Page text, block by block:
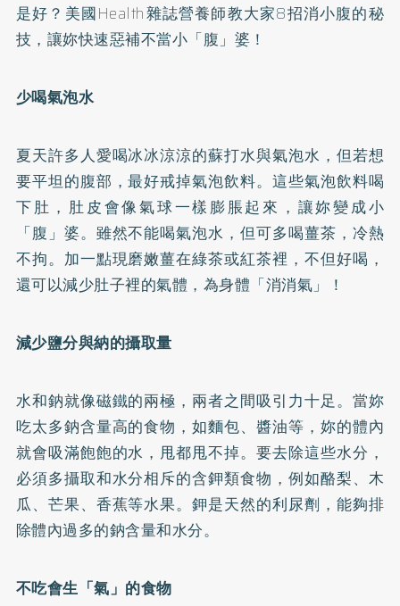
是好？美國Health雜誌營養師教大家8招消小腹的秘
技，讓妳快速惡補不當小「腹」婆！
少喝氣泡水
夏天許多人愛喝冰冰涼涼的蘇打水與氣泡水，但若想
要平坦的腹部，最好戒掉氣泡飲料。這些氣泡飲料喝
下肚，肚皮會像氣球一樣膨脹起來，讓妳變成小
「腹」婆。雖然不能喝氣泡水，但可多喝薑茶，冷熱
不拘。加一點現磨嫩薑在綠茶或紅茶裡，不但好喝，
還可以減少肚子裡的氣體，為身體「消消氣」！
減少鹽分與納的攝取量
水和鈉就像磁鐵的兩極，兩者之間吸引力十足。當妳
吃太多鈉含量高的食物，如麵包、醬油等，妳的體內
就會吸滿飽飽的水，甩都甩不掉。要去除這些水分，
必須多攝取和水分相斥的含鉀類食物，例如酪梨、木
瓜、芒果、香蕉等水果。鉀是天然的利尿劑，能夠排
除體內過多的鈉含量和水分。
不吃會生「氣」的食物